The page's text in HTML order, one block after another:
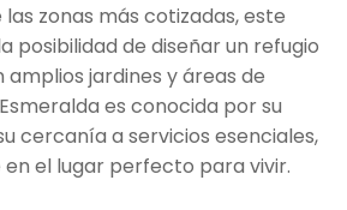
zonas más cotizadas, este
posibilidad de diseñar un refugio
amplios jardines y áreas de
es conocida por su
cercanía a servicios esenciales,
el lugar perfecto para vivir.